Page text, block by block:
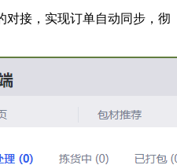
对接，实现订单自动同步，彻